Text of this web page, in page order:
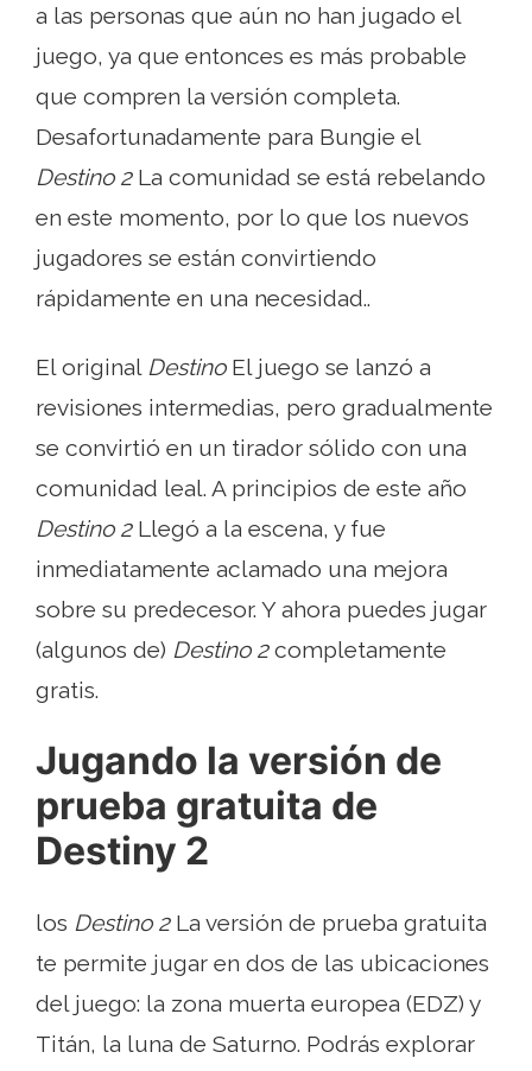
a las personas que aún no han jugado el
juego, ya que entonces es más probable
que compren la versión completa.
Desafortunadamente para Bungie el
Destino 2La comunidad se está rebelando
en este momento, por lo que los nuevos
jugadores se están convirtiendo
rápidamente en una necesidad..
El original DestinoEl juego se lanzó a
revisiones intermedias, pero gradualmente
se convirtió en un tirador sólido con una
comunidad leal. A principios de este año
Destino 2Llegó a la escena, y fue
inmediatamente aclamado una mejora
sobre su predecesor. Y ahora puedes jugar
(algunos de) Destino 2completamente
gratis.
Jugando la versión de
prueba gratuita de
Destiny 2
los Destino 2La versión de prueba gratuita
te permite jugar en dos de las ubicaciones
del juego: la zona muerta europea (EDZ) y
Titán, la luna de Saturno. Podrás explorar